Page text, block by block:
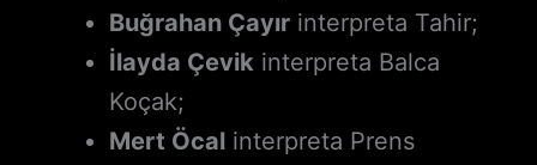
Buğrahan Çayırinterpreta Tahir;
İlayda Çevikinterpreta Balca
Koçak;
Mert Öcalinterpreta Prens